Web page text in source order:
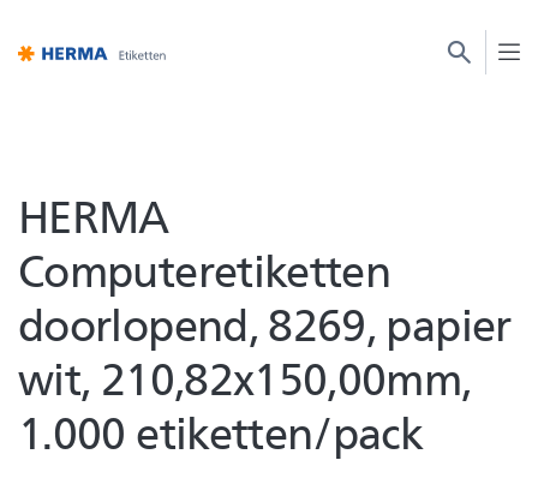
HERMA
Computeretiketten
doorlopend, 8269, papier
wit, 210,82x150,00mm,
1.000 etiketten/pack